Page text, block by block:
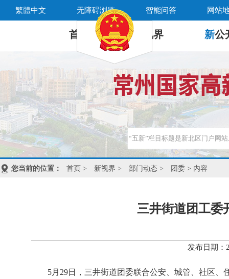
繁體中文 无障碍浏览 智能问答 网站
首 页 新 视界 新公
您当前的位置： 首页 > 新视界 > 部门动态 > 团委 > 内容
三井街道团工委
发布日期：
5月29日，三井街道团委联合公安、城管、社区、